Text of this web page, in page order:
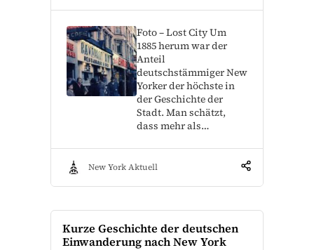
Foto – Lost City Um
1885 herum war der
Anteil
deutschstämmiger New
Yorker der höchste in
der Geschichte der
Stadt. Man schätzt,
dass mehr als…
New York Aktuell
Kurze Geschichte der deutschen
Einwanderung nach New York